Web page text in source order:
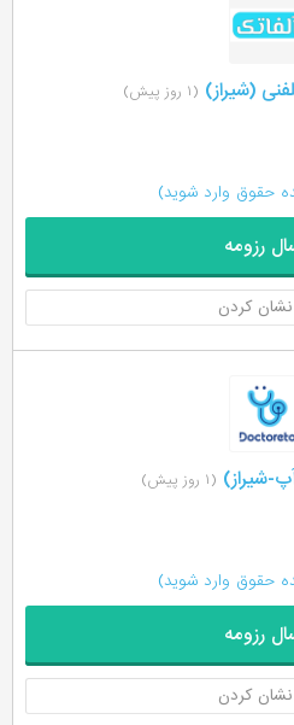
(شیراز) (۱ روز پیش)
حقوق وارد شوید)
رزومه
نشان کردن
شیراز) (۱ روز پیش)
حقوق وارد شوید)
رزومه
نشان کردن